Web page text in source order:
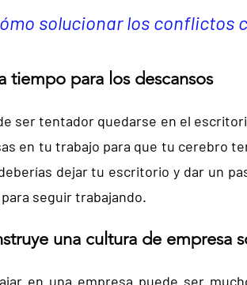
solucionar los conflictos
tiempo para los descansos
ser tentador quedarse en el
en tu trabajo para que tu cerebro
dejar tu escritorio y dar un
seguir trabajando.
una cultura de empresa
en una empresa puede ser